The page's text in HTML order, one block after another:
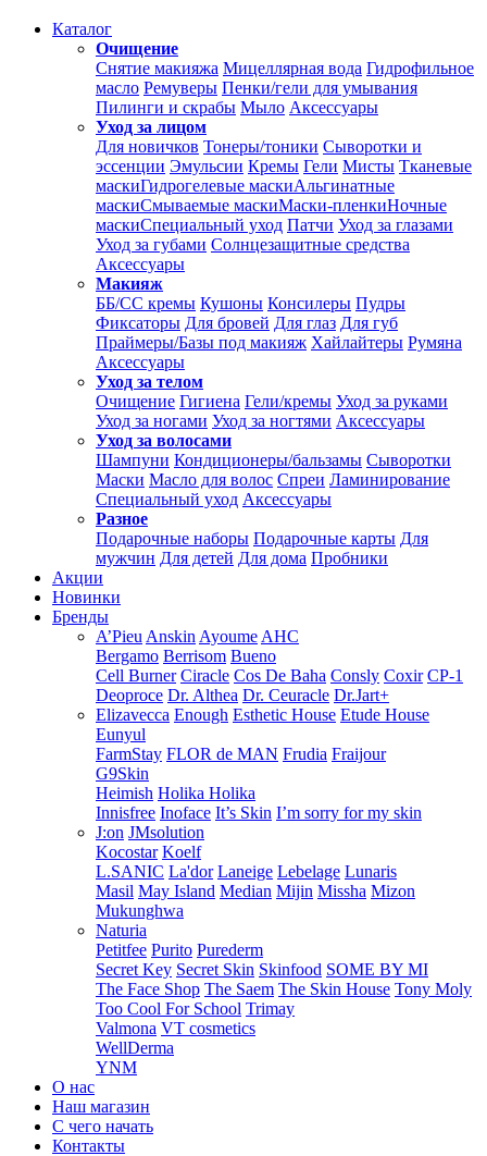
Каталог
Очищение
Снятие макияжа Мицеллярная вода Гидрофильное
масло Ремуверы Пенки/гели для умывания
Пилинги и скрабы Мыло Аксессуары
Уход за лицом
Для новичков Тонеры/тоники Сыворотки и
эссенции Эмульсии Кремы Гели Мисты Тканевые
маскиГидрогелевые маскиАльгинатные
маскиСмываемые маскиМаски-пленкиНочные
маскиСпециальный уход Патчи Уход за глазами
Уход за губами Солнцезащитные средства
Аксессуары
Макияж
ББ/СС кремы Кушоны Консилеры Пудры
Фиксаторы Для бровей Для глаз Для губ
Праймеры/Базы под макияж Хайлайтеры Румяна
Аксессуары
Уход за телом
Очищение Гигиена Гели/кремы Уход за руками
Уход за ногами Уход за ногтями Аксессуары
Уход за волосами
Шампуни Кондиционеры/бальзамы Сыворотки
Маски Масло для волос Спреи Ламинирование
Специальный уход Аксессуары
Разное
Подарочные наборы Подарочные карты Для
мужчин Для детей Для дома Пробники
Акции
Новинки
Бренды
A’Pieu Anskin Ayoume AHC
Bergamo Berrisom Bueno
Cell Burner Ciracle Cos De Baha Consly Coxir CP-1
Deoproce Dr. Althea Dr. Ceuracle Dr.Jart+
Elizavecca Enough Esthetic House Etude House
Eunyul
FarmStay FLOR de MAN Frudia Fraijour
G9Skin
Heimish Holika Holika
Innisfree Inoface It’s Skin I’m sorry for my skin
J:on JMsolution
Kocostar Koelf
L.SANIC La'dor Laneige Lebelage Lunaris
Masil May Island Median Mijin Missha Mizon
Mukunghwa
Naturia
Petitfee Purito Purederm
Secret Key Secret Skin Skinfood SOME BY MI
The Face Shop The Saem The Skin House Tony Moly
Too Cool For School Trimay
Valmona VT cosmetics
WellDerma
YNM
О нас
Наш магазин
С чего начать
Контакты